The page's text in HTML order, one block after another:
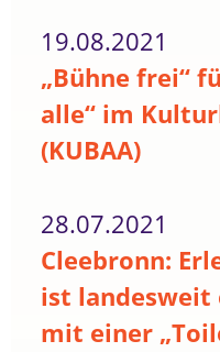
19.08.2021
„Bühne frei“
alle“ im
(KUBAA)
28.07.2021
Cleebronn:
ist
mit einer